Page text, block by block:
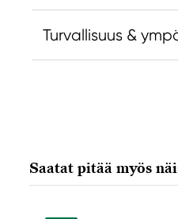
Turvallisuus &
90546 Stein,
info@Faber-
Saatat pitää myös